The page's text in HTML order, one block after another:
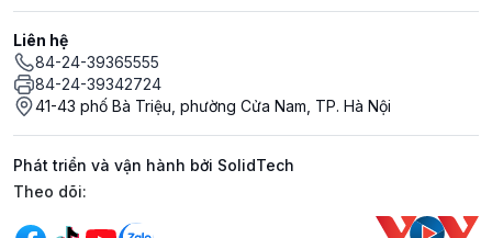
Liên hệ
84-24-39365555
84-24-39342724
41-43 phố Bà Triệu, phường Cửa Nam, TP. Hà Nội
Phát triển và vận hành bởi SolidTech
Mạng xã hội
Theo dõi: